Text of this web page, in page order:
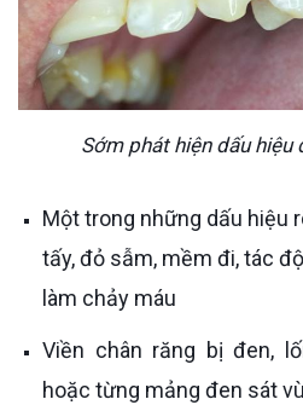
Sớm phát hiện dấu
Một trong những dấu hiệu rõ nhất là nướu bị sưng
tấy, đỏ sẫm, mềm đi, tác
làm chảy máu
Viền chân răng bị đen, lốm đốm, chấm nhỏ, lỗ
hoặc từng mảng đen sát